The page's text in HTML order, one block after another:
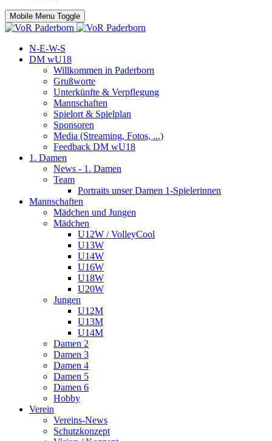
Mobile Menu Toggle
N-E-W-S
DM wU18
Willkommen in Paderborn
Grußworte
Unterkünfte & Verpflegung
Mannschaften
Spielort & Spielplan
Sponsoren
Media (Streaming, Fotos, ...)
Feedback DM wU18
1. Damen
News - 1. Damen
Team
Portraits unser Damen 1-Spielerinnen
Mannschaften
Mädchen und Jungen
Mädchen
U12W / VolleyCool
U13W
U14W
U16W
U18W
U20W
Jungen
U12M
U13M
U14M
Damen 2
Damen 3
Damen 4
Damen 5
Damen 6
Hobby
Verein
Vereins-News
Schutzkonzept